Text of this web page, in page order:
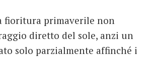
fioritura primaverile non
diretto del sole, anzi un
solo parzialmente affinché i